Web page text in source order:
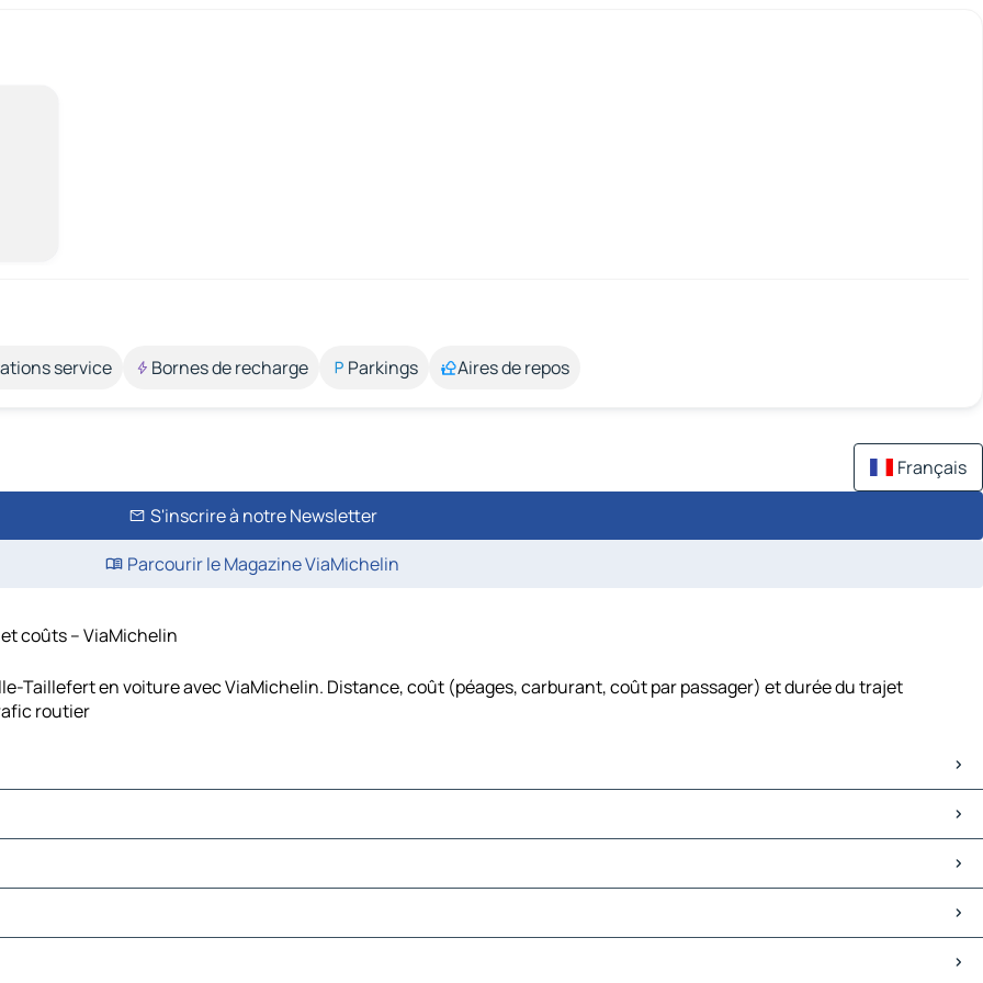
service Bornes de recharge Parkings Aires de repos
Français
S'inscrire à notre Newsletter
Parcourir le Magazine ViaMichelin
coûts – ViaMichelin
Taillefert en voiture avec ViaMichelin. Distance, coût (péages, carburant, coût par passager) et durée du trajet
routier